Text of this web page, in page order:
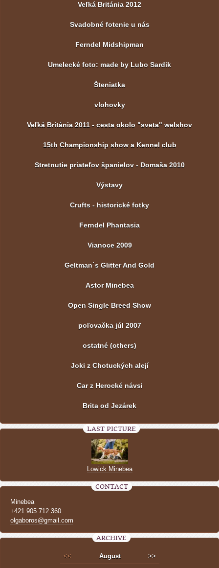
Veľká Británia 2012
Svadobné fotenie u nás
Ferndel Midshipman
Umelecké foto: made by Lubo Sardik
Šteniatka
vlohovky
Veľká Británia 2011 - cesta okolo "sveta" welshov
15th Championship show a Kennel club
Stretnutie priateľov španielov - Domaša 2010
Výstavy
Crufts - historické fotky
Ferndel Phantasia
Vianoce 2009
Geltman´s Glitter And Gold
Astor Minebea
Open Single Breed Show
poľovačka júl 2007
ostatné (others)
Joki z Chotuckých alejí
Car z Herocké návsi
Brita od Jezárek
LAST PICTURE
Lowick Minebea
CONTACT
Minebea
+421 905 712 360
olgaboros@gmail.com
ARCHIVE
<< August >>